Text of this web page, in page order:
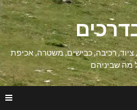
ציוד, רכיבה, כבישים, משטרה, אכיפת
מה שביניהם